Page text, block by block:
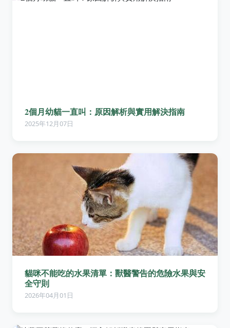
2個月幼貓一直叫：原因解析與實用解決指南
2025年12月07日
貓咪不能吃的水果清單：獸醫警告的危險水果與安
全守則
2026年04月01日